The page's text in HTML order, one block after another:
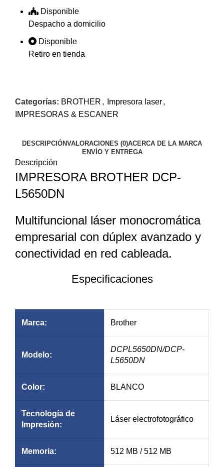
Disponible
Despacho a domicilio
Disponible
Retiro en tienda
Categorías: BROTHER , Impresora laser,
IMPRESORAS & ESCANER
DESCRIPCIÓNVALORACIONES (0)ACERCA DE LA MARCA
ENVÍO Y ENTREGA
Descripción
IMPRESORA BROTHER DCP-
L5650DN
Multifuncional láser monocromática
empresarial con dúplex avanzado y
conectividad en red cableada.
Especificaciones
Marca: Brother
Modelo:
DCPL5650DN/DCP-
L5650DN
Color: BLANCO
Tecnología de
Impresión:
Láser electrofotográfico
Memoria: 512 MB / 512 MB